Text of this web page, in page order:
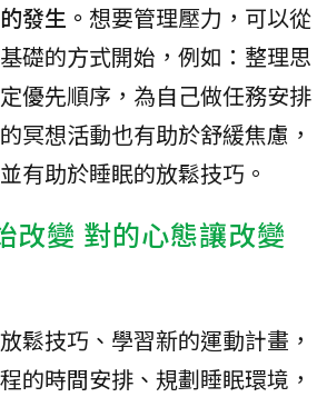
發生。 想要管理壓力，可以從
礎的方式開始，例如：整理思
優先順序，為自己做任務安排
冥想活動也有助於舒緩焦慮，
有助於睡眠的放鬆技巧。
改變 對的心態讓改變
鬆技巧、學習新的運動計畫，
的時間安排、規劃睡眠環境，